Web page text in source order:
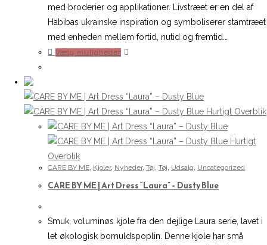
med broderier og applikationer. Livstræet er en del af
Habibas ukrainske inspiration og symboliserer stamtræet
med enheden mellem fortid, nutid og fremtid.…
Vælg muligheder
flere
varianter.
Mulighederne
kan
på
varesiden
Hurtigt Overblik
Hurtigt
Overblik
CARE BY ME, Kjoler, Nyheder, Tøj, Tøj, Udsalg, Uncategorized
CARE BY ME | Art Dress “Laura” – Dusty Blue
Smuk, voluminøs kjole fra den dejlige Laura serie, lavet i
let økologisk bomuldspoplin. Denne kjole har små